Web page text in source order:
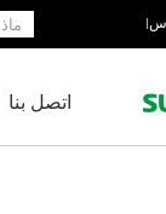
|
اتصل بنا